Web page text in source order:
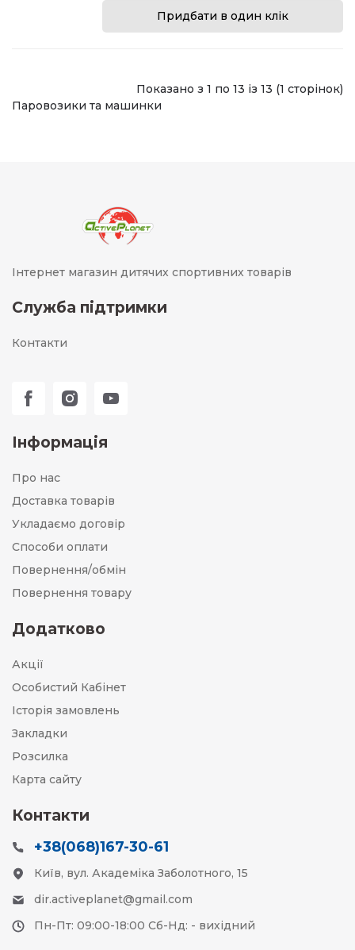
Придбати в один клік
Показано з 1 по 13 із 13 (1 сторінок)
Паровозики та машинки
Інтернет магазин дитячих спортивних товарів
Служба підтримки
Контакти
Інформація
Про нас
Доставка товарів
Укладаємо договір
Способи оплати
Повернення/обмін
Повернення товару
Додатково
Акції
Особистий Кабінет
Історія замовлень
Закладки
Розсилка
Карта сайту
Контакти
+38(068)167-30-61
Київ, вул. Академіка Заболотного, 15
dir.activeplanet@gmail.com
Пн-Пт: 09:00-18:00 Сб-Нд: - вихідний